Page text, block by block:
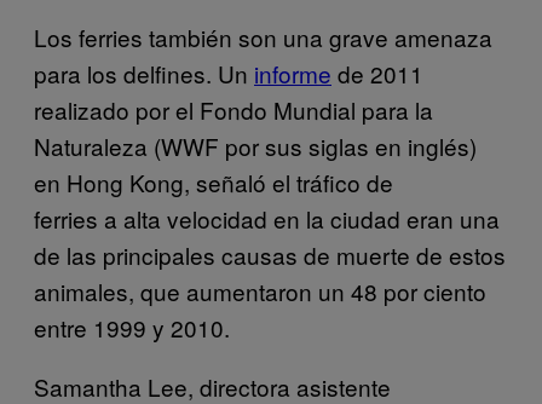
Los ferries también son una grave amenaza
para los delfines. Un informe de 2011
realizado por el Fondo Mundial para la
Naturaleza (WWF por sus siglas en inglés)
en Hong Kong, señaló el tráfico de
ferries a alta velocidad en la ciudad eran una
de las principales causas de muerte de estos
animales, que aumentaron un 48 por ciento
entre 1999 y 2010.
Samantha Lee, directora asistente